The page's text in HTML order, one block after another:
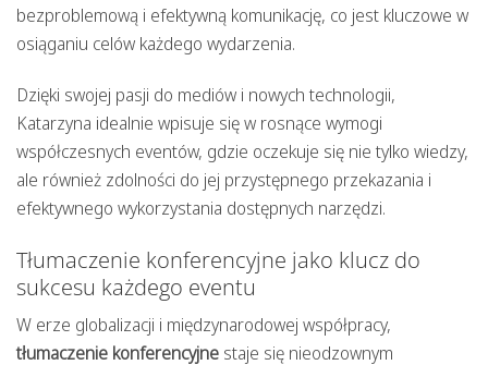
bezproblemową i efektywną komunikację, co jest kluczowe w
osiąganiu celów każdego wydarzenia.
Dzięki swojej pasji do mediów i nowych technologii,
Katarzyna idealnie wpisuje się w rosnące wymogi
współczesnych eventów, gdzie oczekuje się nie tylko wiedzy,
ale również zdolności do jej przystępnego przekazania i
efektywnego wykorzystania dostępnych narzędzi.
Tłumaczenie konferencyjne jako klucz do
sukcesu każdego eventu
W erze globalizacji i międzynarodowej współpracy,
tłumaczenie konferencyjne staje się nieodzownym